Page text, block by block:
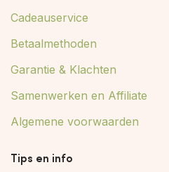
Cadeauservice
Betaalmethoden
Garantie & Klachten
Samenwerken en Affiliate
Algemene voorwaarden
Tips en info